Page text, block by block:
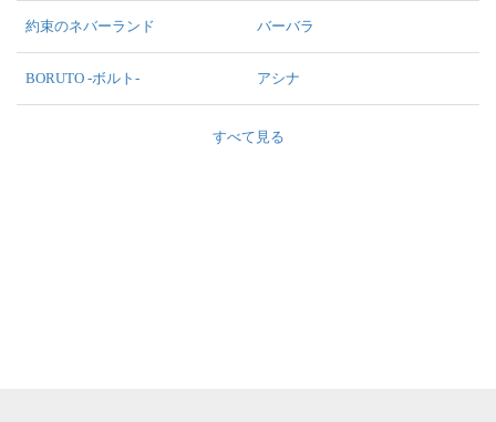
約束のネバーランド バーバラ
BORUTO -ボルト- アシナ
すべて見る